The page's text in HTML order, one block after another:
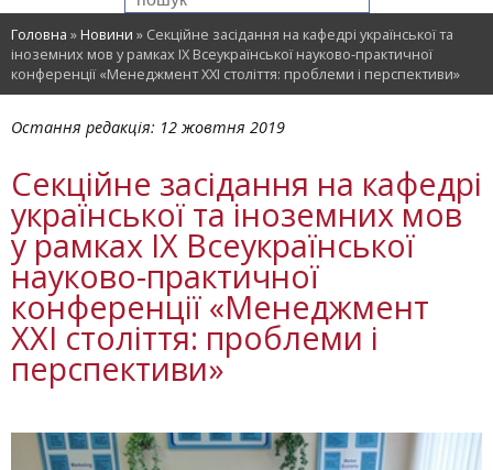
Головна »Новини » Секційне засідання на кафедрі української та
іноземних мов у рамках ІХ Всеукраїнської науково-практичної
конференції «Менеджмент ХХІ століття: проблеми і перспективи»
Остання редакція: 12 жовтня 2019
Секційне засідання на кафедрі
української та іноземних мов
у рамках ІХ Всеукраїнської
науково-практичної
конференції «Менеджмент
ХХІ століття: проблеми і
перспективи»